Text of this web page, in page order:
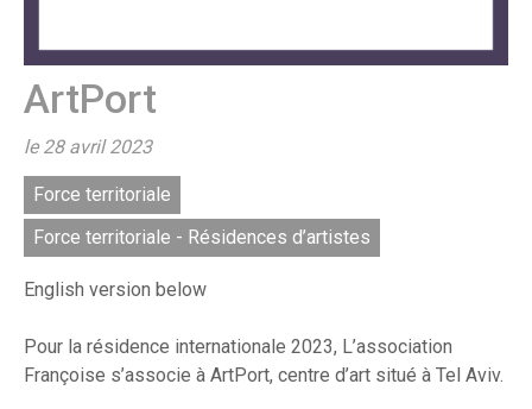
ArtPort
le 28 avril 2023
Force territoriale
Force territoriale - Résidences d’artistes
English version below
Pour la résidence internationale 2023, L’association
Françoise s’associe à ArtPort, centre d’art situé à Tel Aviv.